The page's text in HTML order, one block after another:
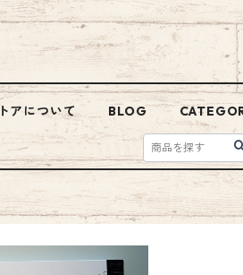
アについて BLOG